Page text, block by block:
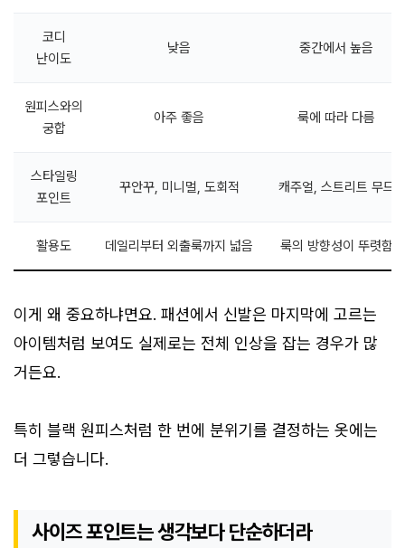
코디
난이도
낮음 중간에서 높음
원피스와의
궁합
아주 좋음 룩에 따라 다름
스타일링
포인트
꾸안꾸, 미니멀, 도회적 캐주얼, 스트리트 무드
활용도 데일리부터 외출룩까지 넓음 룩의 방향성이 뚜렷함
이게 왜 중요하냐면요. 패션에서 신발은 마지막에 고르는
아이템처럼 보여도 실제로는 전체 인상을 잡는 경우가 많
거든요.
특히 블랙 원피스처럼 한 번에 분위기를 결정하는 옷에는
더 그렇습니다.
사이즈 포인트는 생각보다 단순하더라